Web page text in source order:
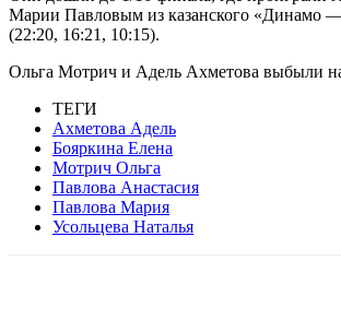
Марии Павловым из казанского «Динамо
(22:20, 16:21, 10:15).
Ольга Мотрич и Адель Ахметова выбыли
ТЕГИ
Ахметова Адель
Бояркина Елена
Мотрич Ольга
Павлова Анастасия
Павлова Мария
Усольцева Наталья